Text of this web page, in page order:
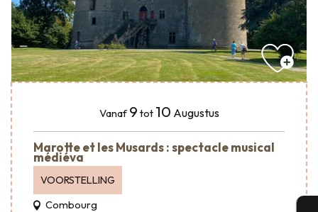
Vanaf 9 tot 10 Augustus
Marotte et les Musards : spectacle musical
médiéva
VOORSTELLING
Combourg